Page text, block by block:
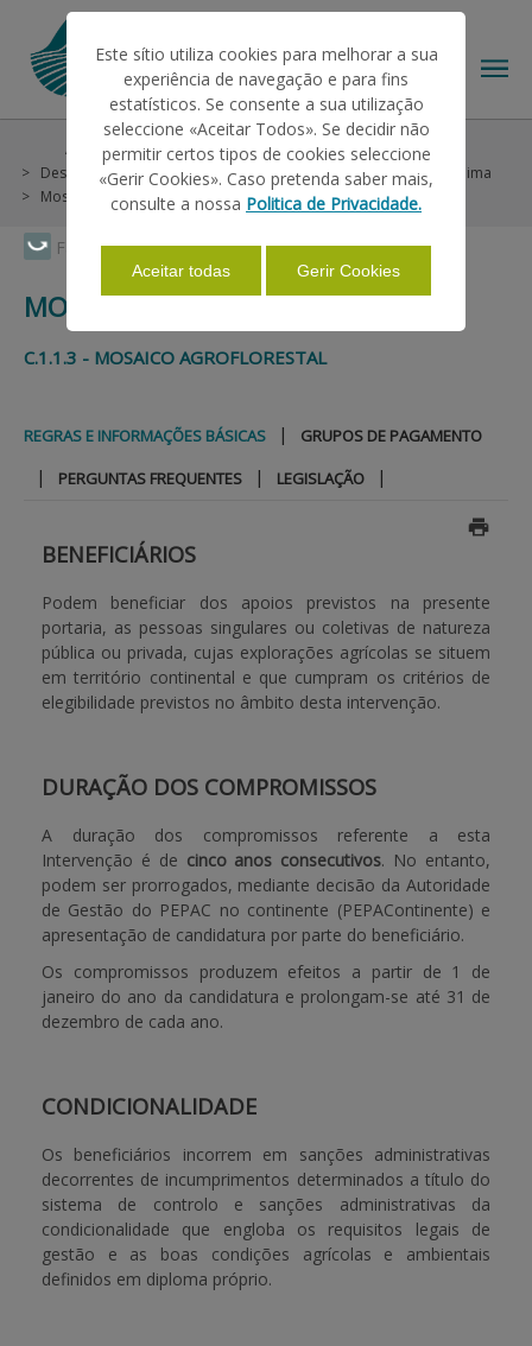
Faça Swipe para ver o menu
O IFAP
AJUDAS/APOIOS
INFORMAÇÕES
Entrar / Registar
Ajudas/Apoios
Ajudas no Pedido Único
Desenvolvimento Rural
Continente
Agroambientais e Clima
Mosaico Agroflorestal
Regras e Informações Básicas
MOSAICO AGROFLORESTAL
C.1.1.3 - MOSAICO AGROFLORESTAL
REGRAS E INFORMAÇÕES BÁSICAS | GRUPOS DE PAGAMENTO
| PERGUNTAS FREQUENTES | LEGISLAÇÃO |
BENEFICIÁRIOS
Podem beneficiar dos apoios previstos na presente
portaria, as pessoas singulares ou coletivas de natureza
pública ou privada, cujas explorações agrícolas se situem
em território continental e que cumpram os critérios de
elegibilidade previstos no âmbito desta intervenção.
DURAÇÃO DOS COMPROMISSOS
A duração dos compromissos referente a esta
Intervenção é de cinco anos consecutivos. No entanto,
podem ser prorrogados, mediante decisão da Autoridade
de Gestão do PEPAC no continente (PEPAContinente) e
apresentação de candidatura por parte do beneficiário.
Os compromissos produzem efeitos a partir de 1 de
janeiro do ano da candidatura e prolongam-se até 31 de
dezembro de cada ano.
CONDICIONALIDADE
Os beneficiários incorrem em sanções administrativas
decorrentes de incumprimentos determinados a título do
sistema de controlo e sanções administrativas da
condicionalidade que engloba os requisitos legais de
gestão e as boas condições agrícolas e ambientais
definidos em diploma próprio.
Este sítio utiliza cookies para melhorar a sua
experiência de navegação e para fins
estatísticos. Se consente a sua utilização
seleccione «Aceitar Todos». Se decidir não
permitir certos tipos de cookies seleccione
«Gerir Cookies». Caso pretenda saber mais,
consulte a nossa Politica de Privacidade.
Aceitar todas Gerir Cookies